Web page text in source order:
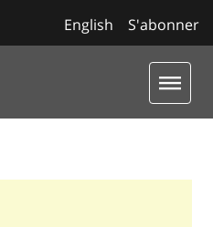
S'abonner
English